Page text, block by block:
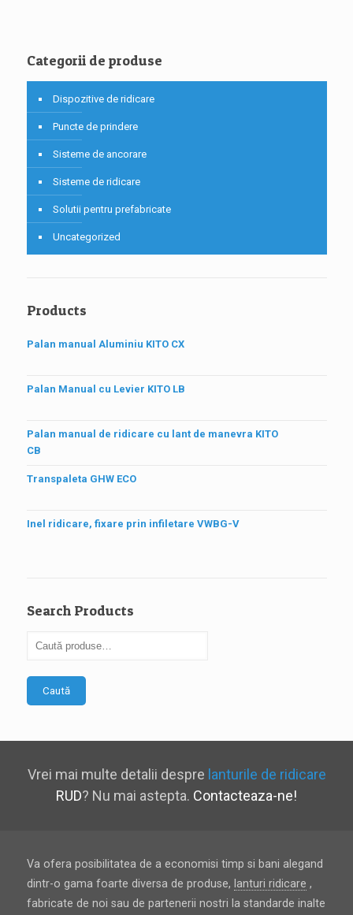
Categorii de produse
Dispozitive de ridicare
Puncte de prindere
Sisteme de ancorare
Sisteme de ridicare
Solutii pentru prefabricate
Uncategorized
Products
Palan manual Aluminiu KITO CX
Palan Manual cu Levier KITO LB
Palan manual de ridicare cu lant de manevra KITO
CB
Transpaleta GHW ECO
Inel ridicare, fixare prin infiletare VWBG-V
Search Products
Caută
Vrei mai multe detalii despre lanturile de ridicare
RUD? Nu mai astepta. Contacteaza-ne!
Va ofera posibilitatea de a economisi timp si bani alegand
dintr-o gama foarte diversa de produse, lanturi ridicare ,
fabricate de noi sau de partenerii nostri la standarde inalte